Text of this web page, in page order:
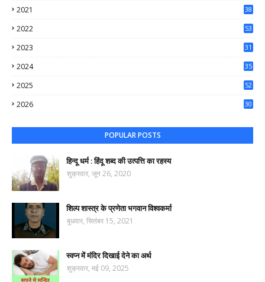
2021
38
2022
53
2023
31
2024
35
2025
52
2026
30
POPULAR POSTS
हिन्दू धर्म : हिंदू शब्द की उत्पत्ति का रहस्य
शुक्रवार, जून 26, 2020
शिल्प शास्त्र के प्रणेता भगवान विश्वकर्मा
बुधवार, सितंबर 15, 2021
स्वप्न में मंदिर दिखाई देने का अर्थ
शुक्रवार, मई 09, 2025